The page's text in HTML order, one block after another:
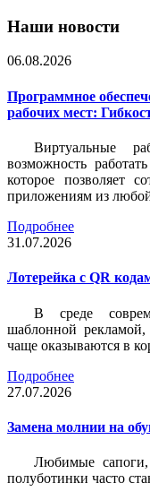
Наши новости
06.08.2026
Программное
рабочих мест:
Виртуальные
возможность
которое позволяет
приложениям из
Подробнее
31.07.2026
Лотерейка c QR
В среде
шаблонной
чаще оказываются в
Подробнее
27.07.2026
Замена молнии на
Любимые
полуботинки часто